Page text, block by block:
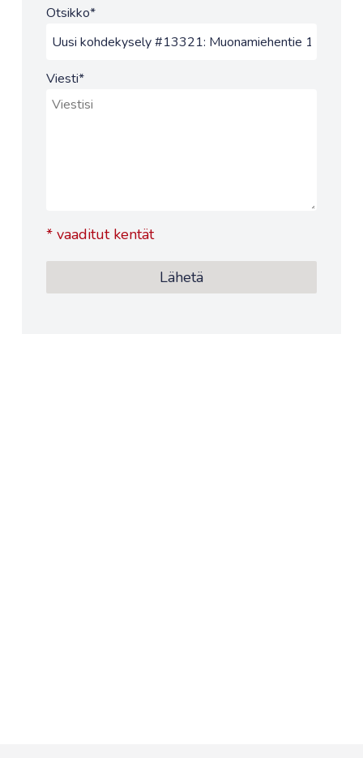
Otsikko*
Viesti*
*vaaditut kentät